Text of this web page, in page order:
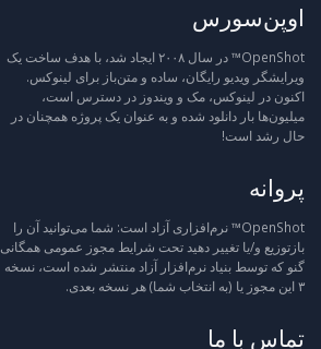
اوپن‌سورس
OpenShot™ در سال ۲۰۰۸ ایجاد شد، با هدف ساخت یک
ویرایشگر ویدیو رایگان، ساده و متن‌باز برای لینوکس.
اکنون در لینوکس، مک و ویندوز در دسترس است،
میلیون‌ها بار دانلود شده و به عنوان یک پروژه همچنان در
حال رشد است!
پروانه
OpenShot™ نرم‌افزاری آزاد است: شما می‌توانید آن را
بازتوزیع و/یا تغییر دهید تحت شرایط مجوز عمومی همگانی
گنو که توسط بنیاد نرم‌افزار آزاد منتشر شده است، نسخه
۳ این مجوز یا (به انتخاب شما) هر نسخه بعدی.
تماس با ما